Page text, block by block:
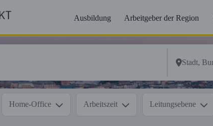
Ausbildung Arbeitgeber der Region
Home-Office Arbeitszeit Leitungsebene